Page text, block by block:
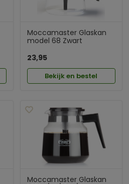
Moccamaster Glaskan
model 68 Zwart
23,95
Bekijk en bestel
Moccamaster Glaskan